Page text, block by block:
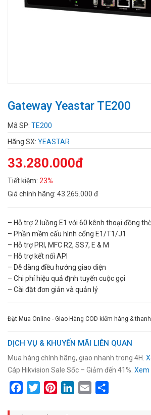
Gateway Yeastar TE200
Mã SP: TE200
Hãng SX: YEASTAR
33.280.000đ
Tiết kiệm: 23%
Giá chính hãng: 43.265.000 đ
– Hỗ trợ 2 luồng E1 với 60 kênh thoại đồng
– Phần mềm cấu hình cổng E1/T1/J1
– Hỗ trợ PRI, MFC R2, SS7, E & M
– Hỗ trợ kết nối API
– Dễ dàng điều hướng giao diện
– Chi phí hiệu quả định tuyến cuộc gọi
– Cài đặt đơn giản và quản lý
Đặt Mua Online - Giao Hàng COD kiểm hàng &
DỊCH VỤ & KHUYẾN MÃI LIÊN QUAN
Mua hàng chính hãng, giao nhanh trong 4H.
Cáp Hikvision Sale Sốc – Giảm đến 41%. Xem
FacebookTwitterPinterestLinkedIn
Email